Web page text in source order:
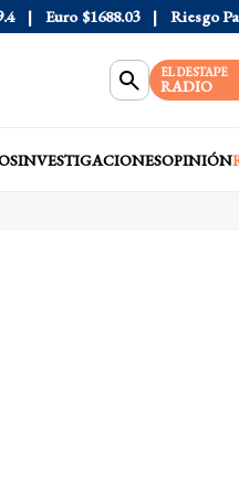
Euro $1688.03 Riesgo País
EL DESTAPE
RADIO
INVESTIGACIONESOPINIÓN